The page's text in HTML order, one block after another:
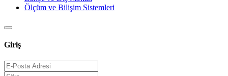
Ölçüm ve Bilişim Sistemleri
Giriş